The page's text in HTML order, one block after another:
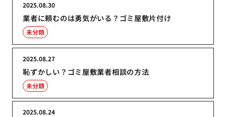
業者に頼むのは勇気がいる？ゴミ屋敷片付け
2025.08.30
未分類
恥ずかしい？ゴミ屋敷業者相談の方法
2025.08.27
未分類
2025.08.24